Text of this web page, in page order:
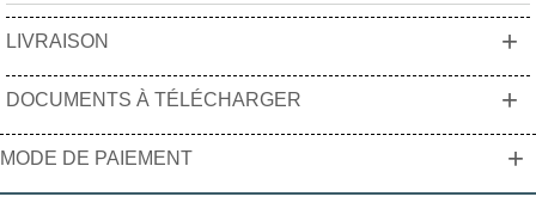
LIVRAISON +
DOCUMENTS À TÉLÉCHARGER +
MODE DE PAIEMENT +